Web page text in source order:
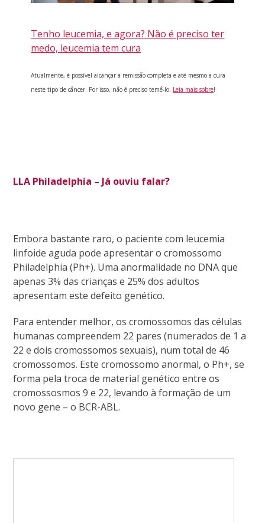
Tenho leucemia, e agora? Não é preciso ter
medo, leucemia tem cura
Atualmente, é possível alcançar a remissão completa e até mesmo a cura
neste tipo de câncer. Por isso, não é preciso temê-lo. Leia mais sobre!
LLA Philadelphia – Já ouviu falar?
Embora bastante raro, o paciente com leucemia
linfoide aguda pode apresentar o cromossomo
Philadelphia (Ph+). Uma anormalidade no DNA que
apenas 3% das crianças e 25% dos adultos
apresentam este defeito genético.
Para entender melhor, os cromossomos das células
humanas compreendem 22 pares (numerados de 1 a
22 e dois cromossomos sexuais), num total de 46
cromossomos. Este cromossomo anormal, o Ph+, se
forma pela troca de material genético entre os
cromossosmos 9 e 22, levando à formação de um
novo gene – o BCR-ABL.